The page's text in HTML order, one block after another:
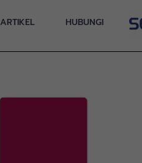
ARTIKEL HUBUNGI